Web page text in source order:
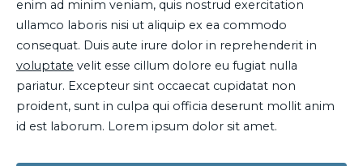
enim ad minim veniam, quis nostrud exercitation
ullamco laboris nisi ut aliquip ex ea commodo
consequat. Duis aute irure dolor in reprehenderit in
voluptate velit esse cillum dolore eu fugiat nulla
pariatur. Excepteur sint occaecat cupidatat non
proident, sunt in culpa qui officia deserunt mollit anim
id est laborum. Lorem ipsum dolor sit amet.